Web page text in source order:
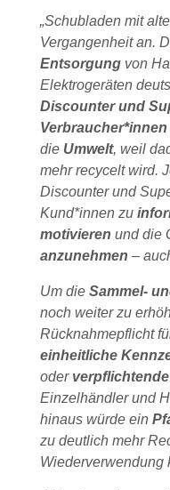
„Schubladen mit
Vergangenheit an.
Entsorgung von
Elektrogeräten
Discounter und
die Umwelt, weil
mehr recycelt wird.
Discounter und
Kund*innen zu
motivieren und die
anzunehmen –
Um die Sammel-
noch weiter zu
Rücknahmepflicht
einheitliche
oder
Einzelhändler und
hinaus würde ein
zu deutlich mehr
Wiederverwendung